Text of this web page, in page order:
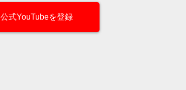
公式YouTubeを登録